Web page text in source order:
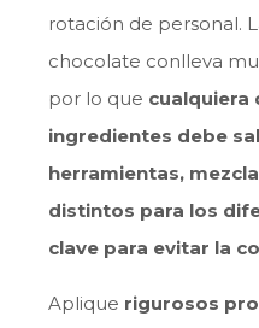
rotación de personal.
chocolate conlleva
por lo que cualquiera
ingredientes debe
herramientas,
distintos para los
clave para evitar la
Aplique rigurosos